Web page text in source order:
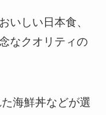
いしい日本食、
なクオリティの
海鮮丼などが選